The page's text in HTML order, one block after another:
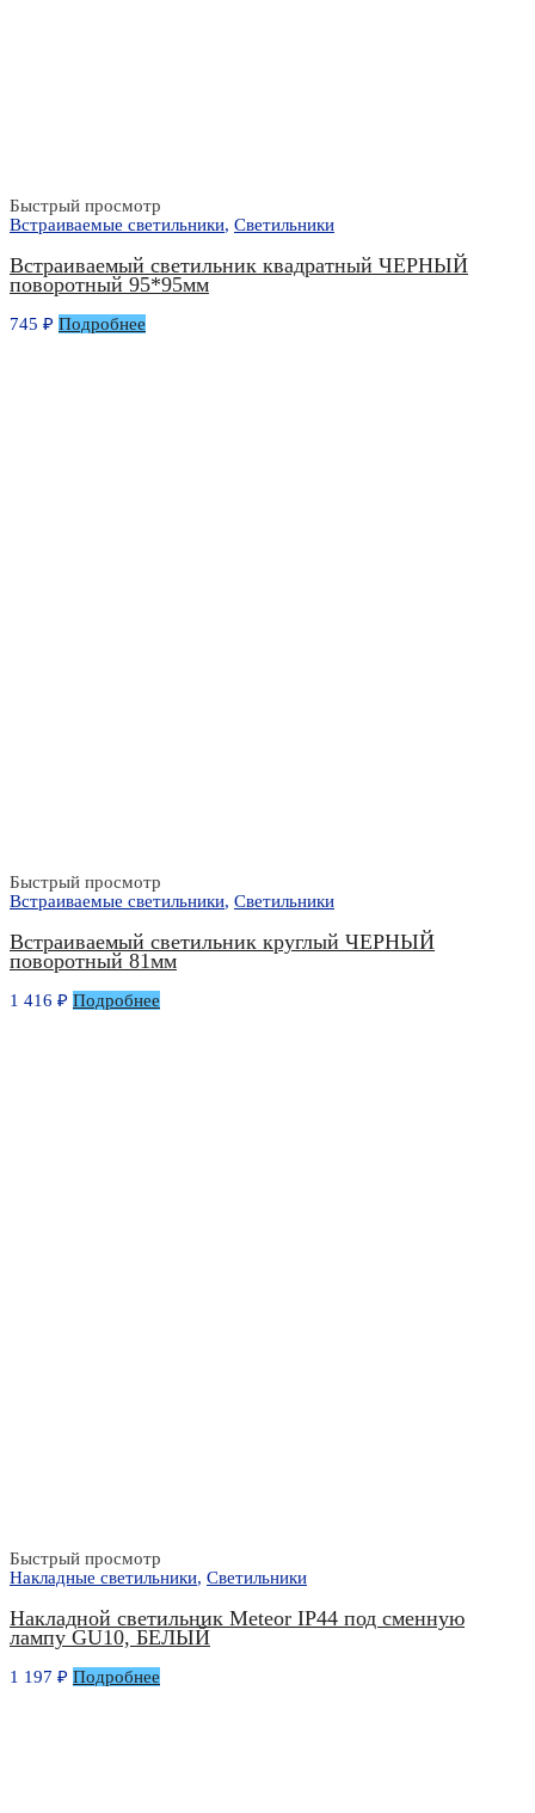
Быстрый просмотр
Встраиваемые светильники, Светильники
Встраиваемый светильник квадратный ЧЕРНЫЙ
поворотный 95*95мм
745 ₽ Подробнее
Быстрый просмотр
Встраиваемые светильники, Светильники
Встраиваемый светильник круглый ЧЕРНЫЙ
поворотный 81мм
1 416 ₽ Подробнее
Быстрый просмотр
Накладные светильники, Светильники
Накладной светильник Meteor IP44 под сменную
лампу GU10, БЕЛЫЙ
1 197 ₽ Подробнее